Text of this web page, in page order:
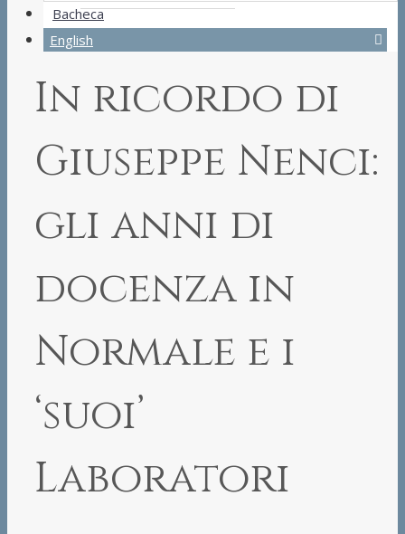
Bacheca
English
In ricordo di
Giuseppe Nenci:
gli anni di
docenza in
Normale e i
‘suoi’
Laboratori